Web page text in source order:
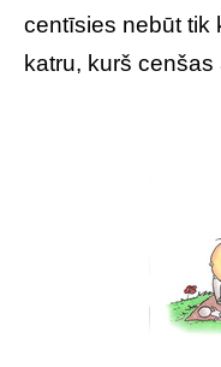
centīsies nebūt tik
katru, kurš